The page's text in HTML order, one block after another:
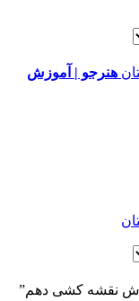
هنرجو | آموزش
نقشه کشی دهم”